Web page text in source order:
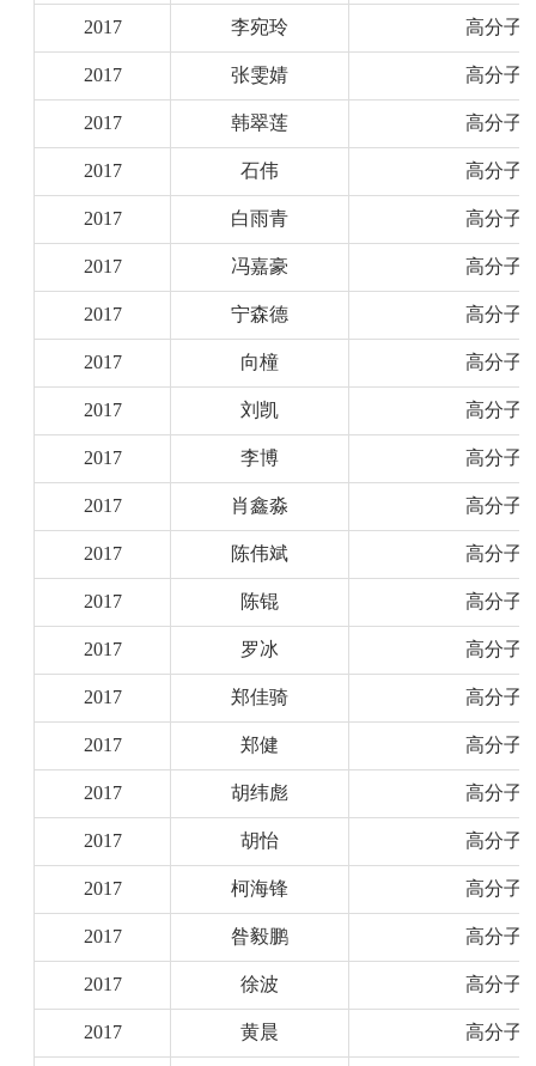
2017 李宛玲 高分子
2017 张雯婧 高分子
2017 韩翠莲 高分子
2017 石伟 高分子
2017 白雨青 高分子
2017 冯嘉豪 高分子
2017 宁森德 高分子
2017 向橦 高分子
2017 刘凯 高分子
2017 李博 高分子
2017 肖鑫淼 高分子
2017 陈伟斌 高分子
2017 陈锟 高分子
2017 罗冰 高分子
2017 郑佳骑 高分子
2017 郑健 高分子
2017 胡纬彪 高分子
2017 胡怡 高分子
2017 柯海锋 高分子
2017 昝毅鹏 高分子
2017 徐波 高分子
2017 黄晨 高分子